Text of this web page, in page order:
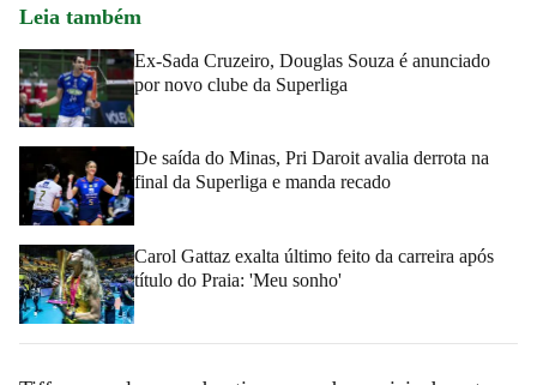
Leia também
Ex-Sada Cruzeiro, Douglas Souza é anunciado
por novo clube da Superliga
De saída do Minas, Pri Daroit avalia derrota na
final da Superliga e manda recado
Carol Gattaz exalta último feito da carreira após
título do Praia: 'Meu sonho'